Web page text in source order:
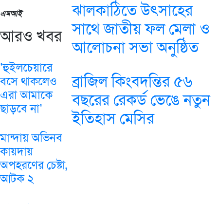
এমআই
আরও খবর
‘হুইলচেয়ারে
বসে থাকলেও
এরা আমাকে
ছাড়বে না’
মান্দায় অভিনব
কায়দায়
অপহরণের চেষ্টা,
আটক ২
ঝালকাঠিতে উৎসাহের
সাথে জাতীয় ফল মেলা ও
আলোচনা সভা অনুষ্ঠিত
ব্রাজিল কিংবদন্তির ৫৬
বছরের রেকর্ড ভেঙে নতুন
ইতিহাস মেসির